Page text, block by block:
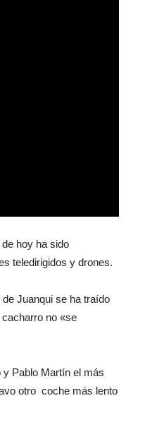
hoy ha sido
teledirigidos y drones.
Juanqui se ha traído
no «se
y Pablo Martín el más
otro coche más lento